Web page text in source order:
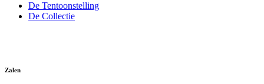
De Tentoonstelling
De Collectie
Zalen